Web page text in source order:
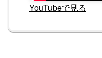
YouTubeで見る